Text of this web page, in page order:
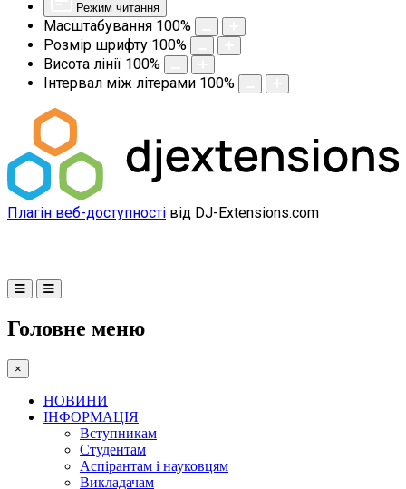
Режим читання
Масштабування 100%
Розмір шрифту 100%
Висота лінії 100%
Інтервал між літерами 100%
Плагін веб-доступності від DJ-Extensions.com
Головне меню
×
НОВИНИ
ІНФОРМАЦІЯ
Вступникам
Студентам
Аспірантам і науковцям
Викладачам